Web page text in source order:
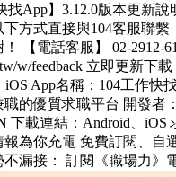
找App】3.12.0版本更新說
方式直接與104客服聯繫
【電話客服】 02-2912-
w/feedback 立即更新下
iOS App名稱：104工作快
的優質求職平台 開發者
下載連結：Android、iOS
為你充電 免費訂閱、自
漏接： 訂閱《職場力》